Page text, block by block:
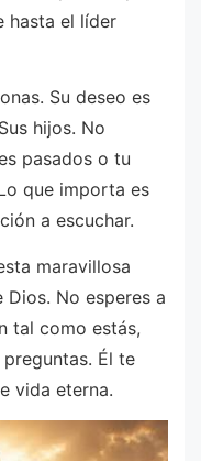
hasta el líder
Su deseo es
hijos. No
pasados o tu
que importa es
a escuchar.
maravillosa
No esperes a
tal como estás,
Él te
vida eterna.